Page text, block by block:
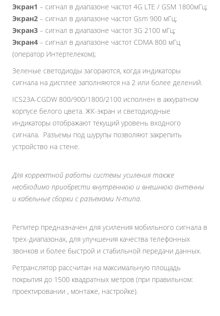
Экран1 – сигнал в диапазоне частот 4G LTE / GSM 1800мГц;
Экран2 – сигнал в диапазоне частот Gsm 900 мГц;
Экран3 – сигнал в диапазоне частот 3G 2100 мГц;
Экран4 – сигнал в диапазоне частот CDMA 800 мГц
(оператор Интертелеком);
Зеленые светодиоды загораются, когда индикаторы
сигнала на дисплее заполняются на 2 или более делений.
ICS23A-CGDW 800/900/1800/2100 исполнен в аккуратном
корпусе белого цвета. ЖК-экран и светодиодные
индикаторы отображают текущий уровень входного
сигнала. Разъемы под шурупы позволяют закрепить
устройство на стене.
Для корректной работы системы усиления также
необходимо приобрести внутреннюю и внешнюю антенны
и кабельные сборки с разъемами N-типа.
Репитер предназначен для усиления мобильного сигнала в
трех-диапазонах, для улучшения качества телефонных
звонков и более быстрой и стабильной передачи данных.
Ретранслятор рассчитан на максимальную площадь
покрытия до 1500 квадратных метров (при правильном:
проектировании , монтаже, настройке).